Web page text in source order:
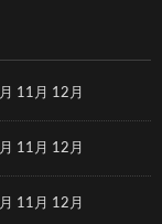
11月 12月
11月 12月
11月 12月